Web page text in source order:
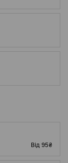
Від 95₴